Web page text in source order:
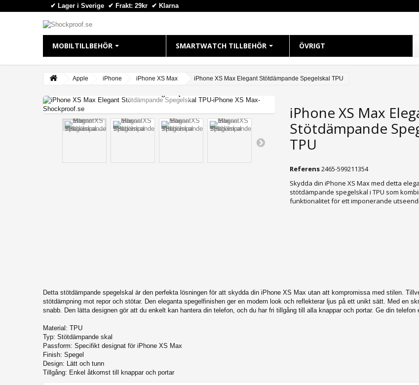
✔ Lager i Sverige ✔ Frakt: 29kr ✔ Klarna
MOBILTILLBEHÖR
iPhone 16 Plus
iPhone 16 Pro
iPhone 13 Pro
iPhone 12 Mini
iPhone 12 Pro
SMARTWATCH TILLBEHÖR
Apple Watch 41mm
ÖVRIGT
Apple iPhone iPhone XS Max iPhone XS Max Elegant Stötdämpande Spegelskal TPU
iPhone XS Max
Stötdämpande
TPU
Referens2465-599211354
Skydda din iPhone XS Max med detta
stötdämpande spegelskal i TPU som
funktionalitet för ett imponerande
Detta stötdämpande spegelskal är den perfekta lösningen för att skydda din iPhone XS Max utan att kompromissa med stilen.
stötdämpning mot repor och stötar. Den eleganta spegelfinishen ger en modern look och reflekterar ljus på ett unikt sätt. Med en
snabb. Den lätta designen gör att du enkelt kan hantera din telefon, och du har fri tillgång till alla knappar och portar. Ge din
Material: TPU
Typ: Stötdämpande skal
Passform: Specifikt designat för iPhone XS Max
Finish: Spegel
Design: Lätt och tunn
Tillgång: Enkel åtkomst till knappar och portar